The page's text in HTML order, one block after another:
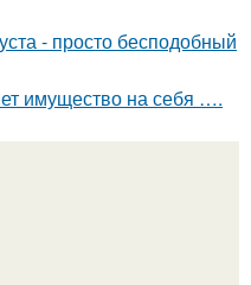
- просто бесподобный
имущество на себя ….